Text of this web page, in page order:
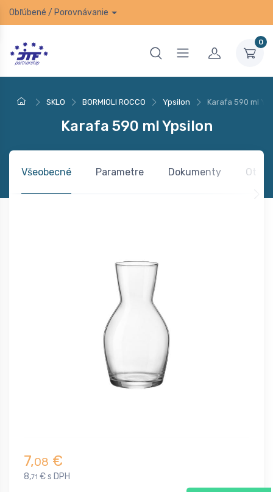
Obľúbené / Porovnávanie
0
SKLO BORMIOLI ROCCO Ypsilon Karafa 590 ml
Karafa 590 ml Ypsilon
Všeobecné Parametre Dokumenty
7,08 €
8,71 € s DPH